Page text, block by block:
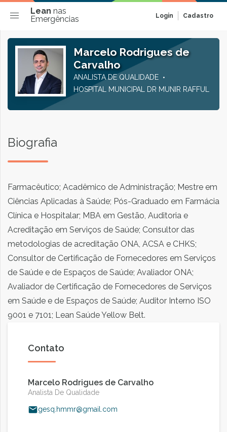
Lean nas
Emergências
Login Cadastro
Marcelo Rodrigues de
Carvalho
ANALISTA DE QUALIDADE
HOSPITAL MUNICIPAL DR MUNIR RAFFUL
Biografia
Farmacêutico; Acadêmico de Administração; Mestre em
Ciências Aplicadas à Saúde; Pós-Graduado em Farmácia
Clínica e Hospitalar; MBA em Gestão, Auditoria e
Acreditação em Serviços de Saúde; Consultor das
metodologias de acreditação ONA, ACSA e CHKS;
Consultor de Certificação de Fornecedores em Serviços
de Saúde e de Espaços de Saúde; Avaliador ONA;
Avaliador de Certificação de Fornecedores de Serviços
em Saúde e de Espaços de Saúde; Auditor Interno ISO
9001 e 7101; Lean Saúde Yellow Belt.
Contato
Marcelo Rodrigues de Carvalho
Analista De Qualidade
gesq.hmmr@gmail.com